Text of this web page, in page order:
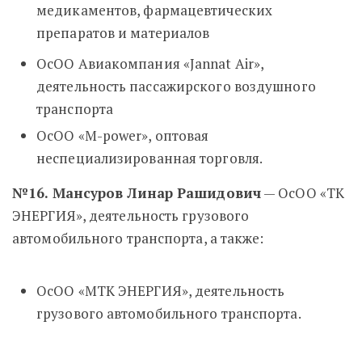
медикаментов, фармацевтических
препаратов и материалов
ОсОО Авиакомпания «Jannat Air»,
деятельность пассажирского воздушного
транспорта
ОсОО «M-power», оптовая
неспециализированная торговля.
№16. Мансуров Линар Рашидович— ОсОО «ТК
ЭНЕРГИЯ», деятельность грузового
автомобильного транспорта, а также:
ОсОО «МТК ЭНЕРГИЯ», деятельность
грузового автомобильного транспорта.